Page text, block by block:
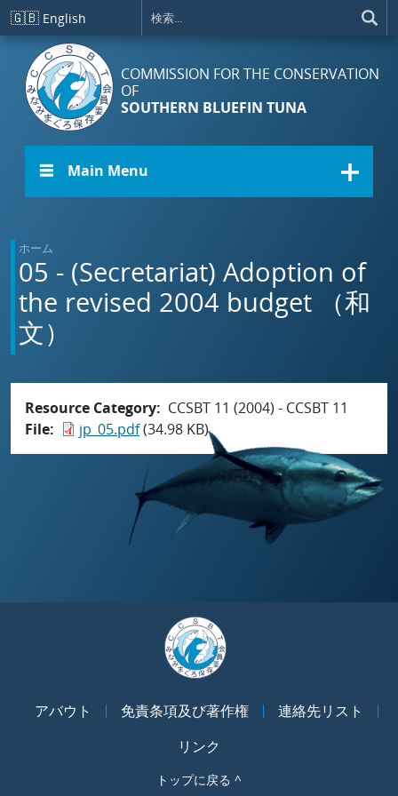
メインコンテンツに移動
🇬🇧 English
COMMISSION FOR THE CONSERVATION
OF
SOUTHERN BLUEFIN TUNA
☰ Main Menu
ホーム
05 - (Secretariat) Adoption of
the revised 2004 budget （和
文）
Resource Category
CCSBT 11 (2004) - CCSBT 11
File
jp_05.pdf(34.98 KB)
アバウト 免責条項及び著作権
連絡先リスト
リンク
トップに戻る ^